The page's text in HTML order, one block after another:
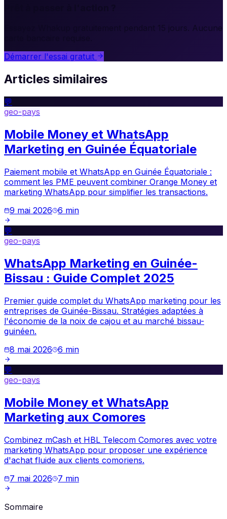
Essayez Whakup gratuitement pendant 15 jours. Aucune
Démarrer l'essai gratuit
Articles similaires
💬
geo-pays
Mobile Money et WhatsApp
Marketing en Guinée Équatoriale
Paiement mobile et WhatsApp en Guinée Équatoriale :
comment les PME peuvent combiner Orange Money et
marketing WhatsApp pour simplifier les transactions.
9 mai 2026 6 min
💬
geo-pays
WhatsApp Marketing en Guinée-
Bissau : Guide Complet 2025
Premier guide complet du WhatsApp marketing pour les
entreprises de Guinée-Bissau. Stratégies adaptées à
l'économie de la noix de cajou et au marché bissau-
guinéen.
8 mai 2026 6 min
💬
geo-pays
Mobile Money et WhatsApp
Marketing aux Comores
Combinez mCash et HBL Telecom Comores avec votre
marketing WhatsApp pour proposer une expérience
d'achat fluide aux clients comoriens.
7 mai 2026
7 min
Sommaire